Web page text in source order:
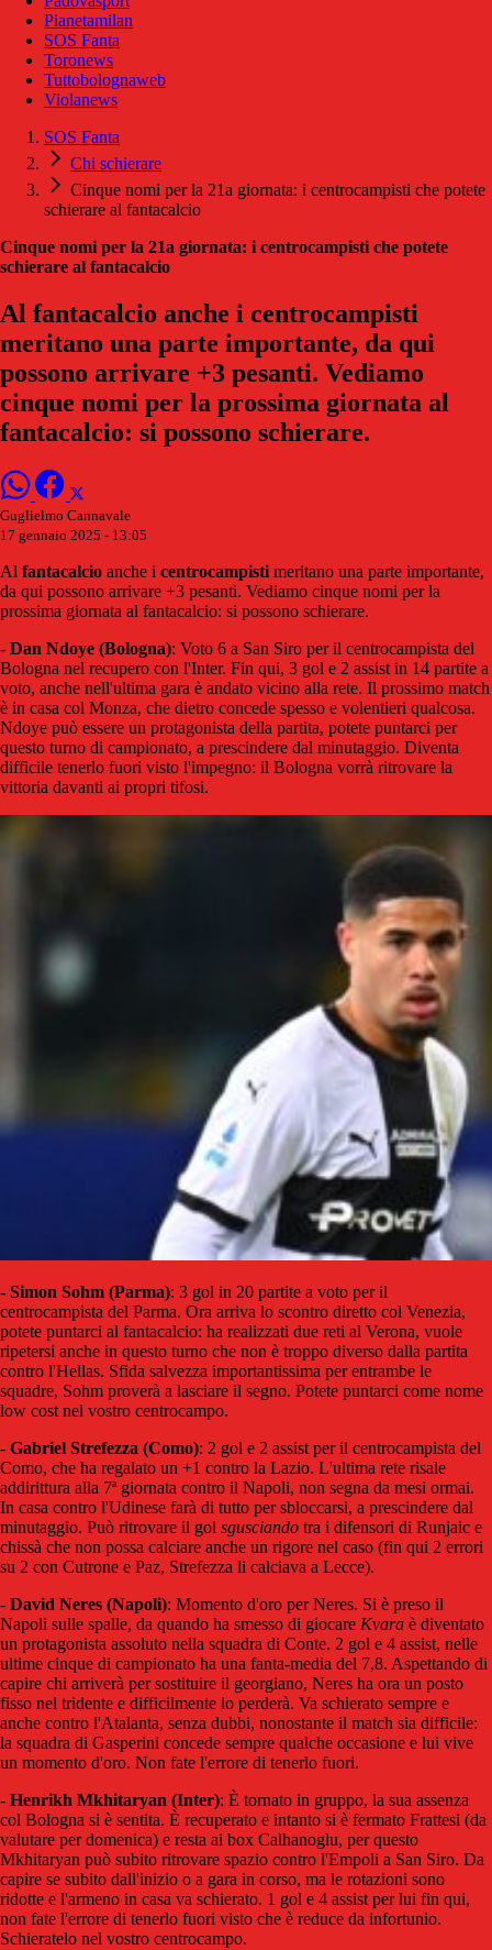
Pianetamilan
SOS Fanta
Toronews
Tuttobolognaweb
Violanews
SOS Fanta
Chi schierare
Cinque nomi per la 21a giornata: i centrocampisti che potete
schierare al fantacalcio
Cinque nomi per la 21a giornata: i centrocampisti che potete
schierare al fantacalcio
Al fantacalcio anche i centrocampisti
meritano una parte importante, da qui
possono arrivare +3 pesanti. Vediamo
cinque nomi per la prossima giornata al
fantacalcio: si possono schierare.
Guglielmo Cannavale
17 gennaio 2025 - 13:05
Al fantacalcio anche i centrocampisti meritano una parte importante,
da qui possono arrivare +3 pesanti. Vediamo cinque nomi per la
prossima giornata al fantacalcio: si possono schierare.
- Dan Ndoye (Bologna): Voto 6 a San Siro per il centrocampista del
Bologna nel recupero con l'Inter. Fin qui, 3 gol e 2 assist in 14 partite a
voto, anche nell'ultima gara è andato vicino alla rete. Il prossimo match
è in casa col Monza, che dietro concede spesso e volentieri qualcosa.
Ndoye può essere un protagonista della partita, potete puntarci per
questo turno di campionato, a prescindere dal minutaggio. Diventa
difficile tenerlo fuori visto l'impegno: il Bologna vorrà ritrovare la
vittoria davanti ai propri tifosi.
- Simon Sohm (Parma): 3 gol in 20 partite a voto per il
centrocampista del Parma. Ora arriva lo scontro diretto col Venezia,
potete puntarci al fantacalcio: ha realizzati due reti al Verona, vuole
ripetersi anche in questo turno che non è troppo diverso dalla partita
contro l'Hellas. Sfida salvezza importantissima per entrambe le
squadre, Sohm proverà a lasciare il segno. Potete puntarci come nome
low cost nel vostro centrocampo.
- Gabriel Strefezza (Como): 2 gol e 2 assist per il centrocampista del
Como, che ha regalato un +1 contro la Lazio. L'ultima rete risale
addirittura alla 7ª giornata contro il Napoli, non segna da mesi ormai.
In casa contro l'Udinese farà di tutto per sbloccarsi, a prescindere dal
minutaggio. Può ritrovare il gol sgusciando tra i difensori di Runjaic e
chissà che non possa calciare anche un rigore nel caso (fin qui 2 errori
su 2 con Cutrone e Paz, Strefezza li calciava a Lecce).
- David Neres (Napoli): Momento d'oro per Neres. Si è preso il
Napoli sulle spalle, da quando ha smesso di giocare Kvara è diventato
un protagonista assoluto nella squadra di Conte. 2 gol e 4 assist, nelle
ultime cinque di campionato ha una fanta-media del 7,8. Aspettando di
capire chi arriverà per sostituire il georgiano, Neres ha ora un posto
fisso nel tridente e difficilmente lo perderà. Va schierato sempre e
anche contro l'Atalanta, senza dubbi, nonostante il match sia difficile:
la squadra di Gasperini concede sempre qualche occasione e lui vive
un momento d'oro. Non fate l'errore di tenerlo fuori.
- Henrikh Mkhitaryan (Inter): È tornato in gruppo, la sua assenza
col Bologna si è sentita. È recuperato e intanto si è fermato Frattesi (da
valutare per domenica) e resta ai box Calhanoglu, per questo
Mkhitaryan può subito ritrovare spazio contro l'Empoli a San Siro. Da
capire se subito dall'inizio o a gara in corso, ma le rotazioni sono
ridotte e l'armeno in casa va schierato. 1 gol e 4 assist per lui fin qui,
non fate l'errore di tenerlo fuori visto che è reduce da infortunio.
Schieratelo nel vostro centrocampo.